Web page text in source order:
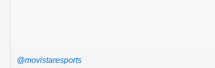
@movistaresports